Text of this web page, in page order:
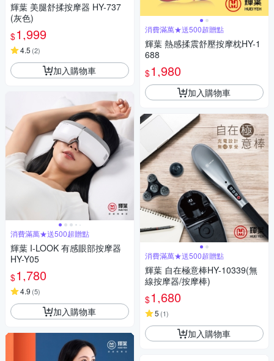
輝葉 美腿舒揉按摩器 HY-737
(灰色)
$1,999
4.5 (2)
加入購物車
消費滿萬★送500超贈點
輝葉 I-LOOK 有感眼部按摩器
HY-Y05
$1,780
4.9 (5)
加入購物車
消費滿萬★送500超贈點
輝葉 熱感揉震舒壓按摩枕HY-1
688
$1,980
加入購物車
消費滿萬★送500超贈點
輝葉 自在極意棒HY-10339(無
線按摩器/按摩棒)
$1,680
5 (1)
加入購物車